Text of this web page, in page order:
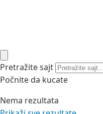
Pretražite sajt
Počnite da kucate
Nema rezultata